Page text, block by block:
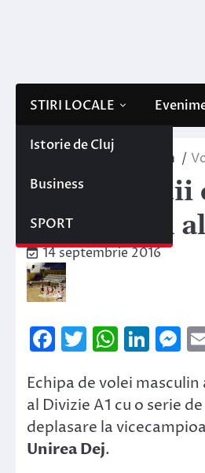
STIRI LOCALE
Istorie de Cluj
Business
SPORT
Sportul clujean
Voleibaliștii
noul sezon
14 septembrie 2016
Facebook
Twitter
Echipa de volei
al Divizie A1 cu o serie
deplasare la
Unirea Dej.